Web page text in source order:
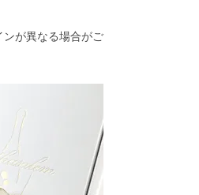
が異なる場合がご